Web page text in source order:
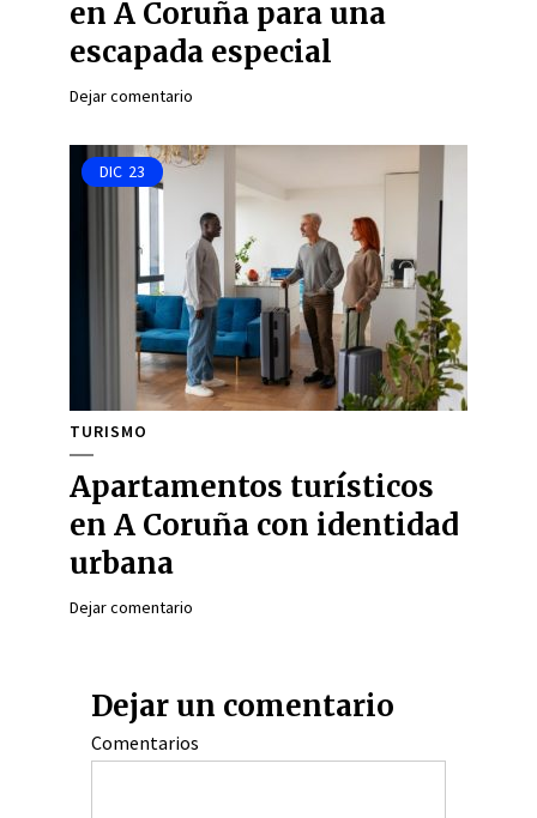
en A Coruña para una
escapada especial
Dejar comentario
DIC 23
TURISMO
Apartamentos turísticos
en A Coruña con identidad
urbana
Dejar comentario
Dejar un comentario
Comentarios